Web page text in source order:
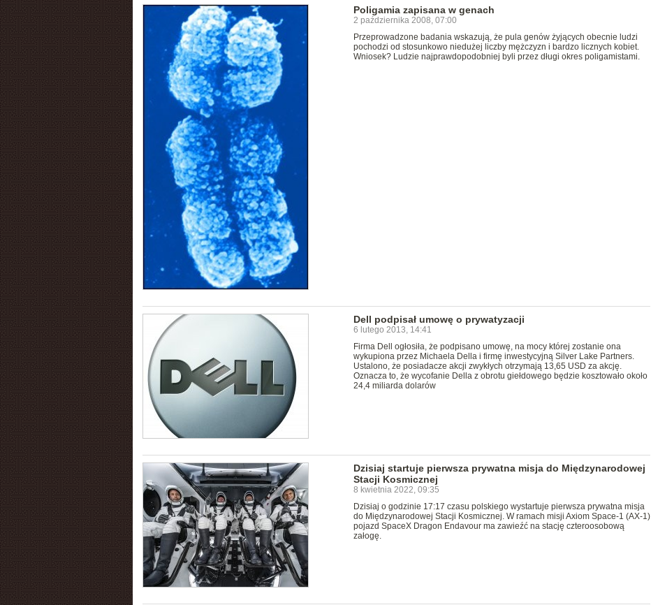
Poligamia zapisana w genach
2 października 2008, 07:00
Przeprowadzone badania wskazują, że pula genów żyjących obecnie ludzi
pochodzi od stosunkowo niedużej liczby mężczyzn i bardzo licznych kobiet.
Wniosek? Ludzie najprawdopodobniej byli przez długi okres poligamistami.
Dell podpisał umowę o prywatyzacji
6 lutego 2013, 14:41
Firma Dell ogłosiła, że podpisano umowę, na mocy której zostanie ona
wykupiona przez Michaela Della i firmę inwestycyjną Silver Lake Partners.
Ustalono, że posiadacze akcji zwykłych otrzymają 13,65 USD za akcję.
Oznacza to, że wycofanie Della z obrotu giełdowego będzie kosztowało około
24,4 miliarda dolarów
Dzisiaj startuje pierwsza prywatna misja do Międzynarodowej
Stacji Kosmicznej
8 kwietnia 2022, 09:35
Dzisiaj o godzinie 17:17 czasu polskiego wystartuje pierwsza prywatna misja
do Międzynarodowej Stacji Kosmicznej. W ramach misji Axiom Space-1 (AX-1)
pojazd SpaceX Dragon Endavour ma zawieźć na stację czteroosobową
załogę.